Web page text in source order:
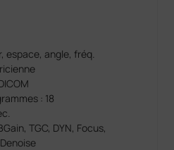
espace, angle, fréq.
: 18
TGC, DYN, Focus,